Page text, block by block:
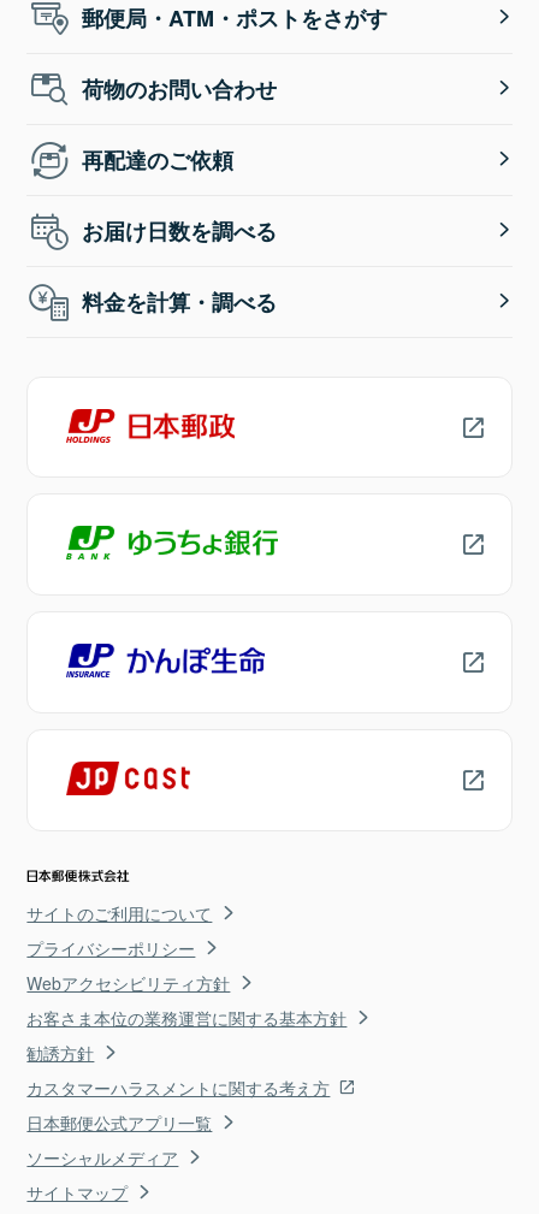
郵便局・ATM・ポストをさがす
荷物のお問い合わせ
再配達のご依頼
お届け日数を調べる
料金を計算・調べる
サイトのご利用について
プライバシーポリシー
Webアクセシビリティ方針
お客さま本位の業務運営に関する基本方針
勧誘方針
カスタマーハラスメントに関する考え方
日本郵便公式アプリ一覧
ソーシャルメディア
サイトマップ